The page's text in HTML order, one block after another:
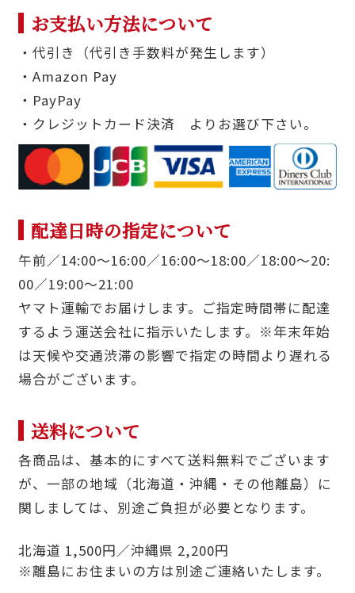
お支払い方法について
・代引き（代引き手数料が発生します）
・Amazon Pay
・PayPay
・クレジットカード決済 よりお選び下さい。
配達日時の指定について
午前／14:00〜16:00／16:00〜18:00／18:00〜20:
00／19:00〜21:00
ヤマト運輸でお届けします。ご指定時間帯に配達
するよう運送会社に指示いたします。※年末年始
は天候や交通渋滞の影響で指定の時間より遅れる
場合がございます。
送料について
各商品は、基本的にすべて送料無料でございます
が、一部の地域（北海道・沖縄・その他離島）に
関しましては、別途ご負担が必要となります。
北海道 1,500円／沖縄県 2,200円
※離島にお住まいの方は別途ご連絡いたします。